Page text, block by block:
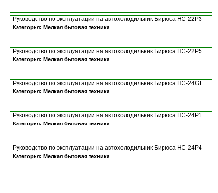
Руководство по эксплуатации на автохолодильник Бирюса НС-22P3
Категория: Мелкая бытовая техника
Руководство по эксплуатации на автохолодильник Бирюса НС-22P5
Категория: Мелкая бытовая техника
Руководство по эксплуатации на автохолодильник Бирюса НС-24G1
Категория: Мелкая бытовая техника
Руководство по эксплуатации на автохолодильник Бирюса НС-24P1
Категория: Мелкая бытовая техника
Руководство по эксплуатации на автохолодильник Бирюса НС-24P4
Категория: Мелкая бытовая техника